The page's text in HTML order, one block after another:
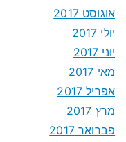
אוגוסט 2017
יולי 2017
יוני 2017
מאי 2017
אפריל 2017
מרץ 2017
פברואר 2017